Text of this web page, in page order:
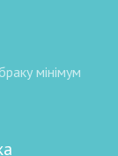
мінімум